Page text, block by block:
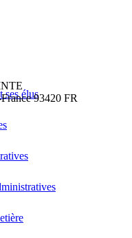
ses élus93420 FR